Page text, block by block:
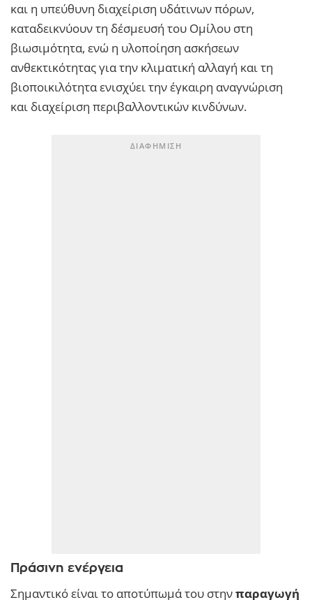
και η υπεύθυνη διαχείριση υδάτινων πόρων,
καταδεικνύουν τη δέσμευσή του Ομίλου στη
βιωσιμότητα, ενώ η υλοποίηση ασκήσεων
ανθεκτικότητας για την κλιματική αλλαγή και τη
βιοποικιλότητα ενισχύει την έγκαιρη αναγνώριση
και διαχείριση περιβαλλοντικών κινδύνων.
Πράσινη ενέργεια
Σημαντικό είναι το αποτύπωμά του στηνπαραγωγή